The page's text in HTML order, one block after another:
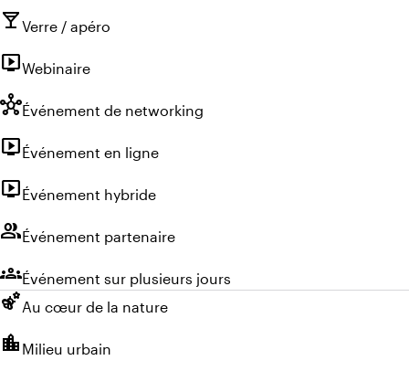
local_barVerre / apéro
live_tvWebinaire
hubÉvénement de networking
live_tvÉvénement en ligne
live_tvÉvénement hybride
groupÉvénement partenaire
groupsÉvénement sur plusieurs jours
emoji_natureAu cœur de la nature
location_city Milieu urbain